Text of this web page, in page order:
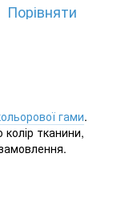
Порівняти
гами.
тканини,